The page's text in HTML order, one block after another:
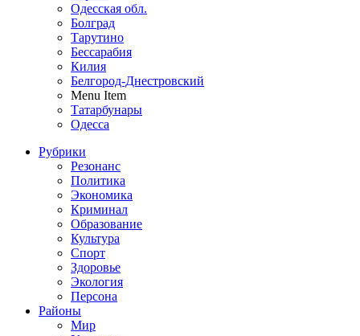
Одесская обл.
Болград
Тарутино
Бессарабия
Килия
Белгород-Днестровский
Menu Item
Татарбунары
Одесса
Рубрики
Резонанс
Политика
Экономика
Криминал
Образование
Культура
Спорт
Здоровье
Экология
Персона
Районы
Мир